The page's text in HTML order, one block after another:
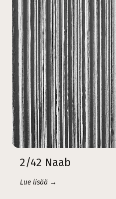
2/42 Naab
Lue lisää →